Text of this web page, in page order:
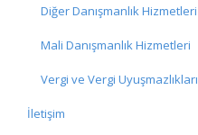
Diğer Danışmanlık Hizmetleri
Mali Danışmanlık Hizmetleri
Vergi ve Vergi Uyuşmazlıkları
İletişim